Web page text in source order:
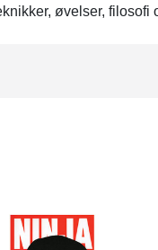
øvelser,